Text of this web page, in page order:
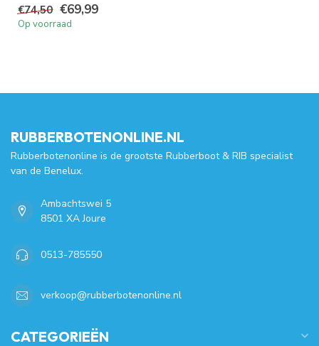
€74,50 €69,99
Op voorraad
RUBBERBOTENONLINE.NL
Rubberbotenonline is de grootste Rubberboot & RIB specialist
van de Benelux.
Ambachtswei 5
8501 XA Joure
0513-785550
verkoop@rubberbotenonline.nl
CATEGORIEËN